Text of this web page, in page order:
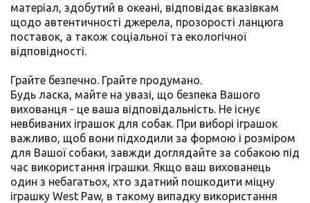
матеріал, здобутий в океані, відповідає вказівкам
щодо автентичності джерела, прозорості ланцюга
поставок, а також соціальної та екологічної
відповідності.
Грайте безпечно. Грайте продумано.
Будь ласка, майте на увазі, що безпека Вашого
вихованця - це ваша відповідальність. Не існує
невбиваних іграшок для собак. При виборі іграшок
важливо, щоб вони підходили за формою і розміром
для Вашої собаки, завжди доглядайте за собакою під
час використання іграшки. Якщо ваш вихованець
один з небагатьох, хто здатний пошкодити міцну
іграшку West Paw, в такому випадку використання